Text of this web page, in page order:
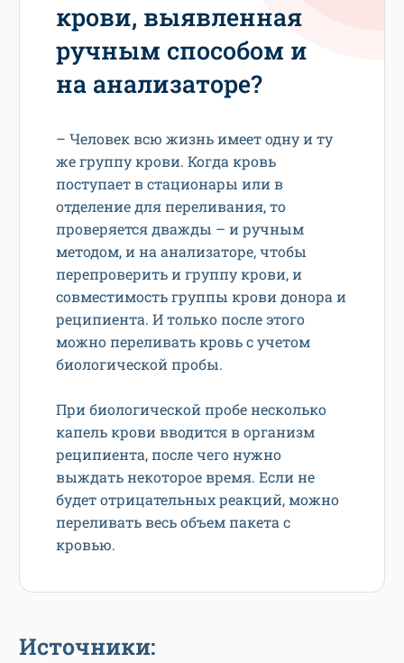
крови, выявленная
ручным способом и
на анализаторе?
– Человек всю жизнь имеет одну и ту
же группу крови. Когда кровь
поступает в стационары или в
отделение для переливания, то
проверяется дважды – и ручным
методом, и на анализаторе, чтобы
перепроверить и группу крови, и
совместимость группы крови донора и
реципиента. И только после этого
можно переливать кровь с учетом
биологической пробы.
При биологической пробе несколько
капель крови вводится в организм
реципиента, после чего нужно
выждать некоторое время. Если не
будет отрицательных реакций, можно
переливать весь объем пакета с
кровью.
Источники: